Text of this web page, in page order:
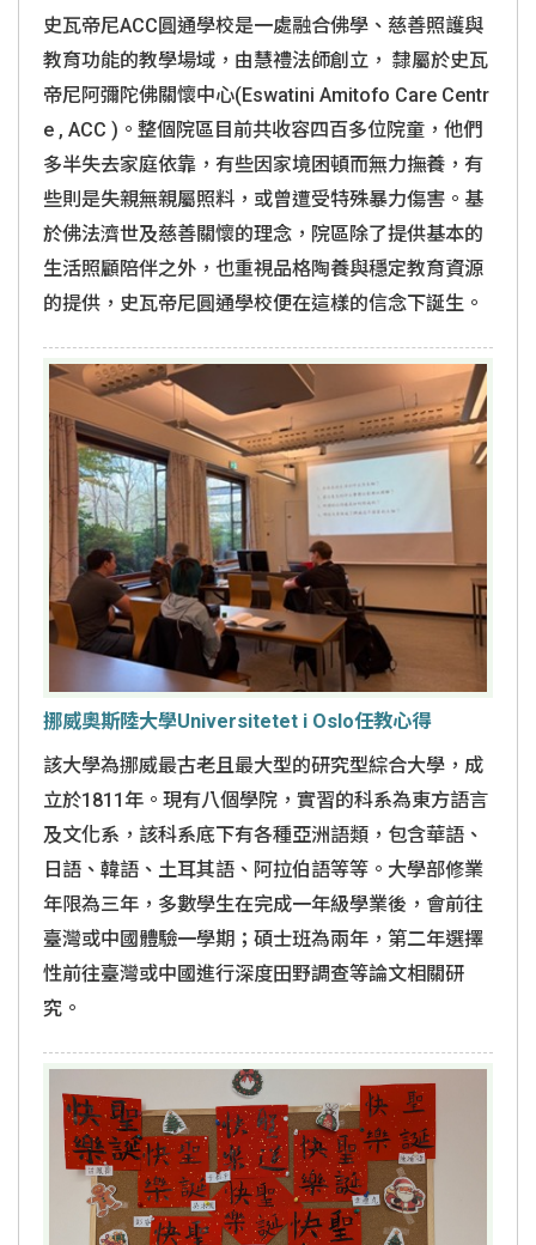
史瓦帝尼ACC圓通學校是一處融合佛學、慈善照護與
教育功能的教學場域，由慧禮法師創立， 隸屬於史瓦
帝尼阿彌陀佛關懷中心(Eswatini Amitofo Care Centr
e , ACC )。整個院區目前共收容四百多位院童，他們
多半失去家庭依靠，有些因家境困頓而無力撫養，有
些則是失親無親屬照料，或曾遭受特殊暴力傷害。基
於佛法濟世及慈善關懷的理念，院區除了提供基本的
生活照顧陪伴之外，也重視品格陶養與穩定教育資源
的提供，史瓦帝尼圓通學校便在這樣的信念下誕生。
挪威奧斯陸大學Universitetet i Oslo任教心得
該大學為挪威最古老且最大型的研究型綜合大學，成
立於1811年。現有八個學院，實習的科系為東方語言
及文化系，該科系底下有各種亞洲語類，包含華語、
日語、韓語、土耳其語、阿拉伯語等等。大學部修業
年限為三年，多數學生在完成一年級學業後，會前往
臺灣或中國體驗一學期；碩士班為兩年，第二年選擇
性前往臺灣或中國進行深度田野調查等論文相關研
究。